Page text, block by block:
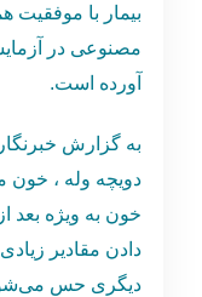
بیمار با موفقیت
مصنوعی در
آورده است.
به گزارش
دویچه وله ، خون
خون به ویژه بعد
دادن مقادیر
دیگری حس